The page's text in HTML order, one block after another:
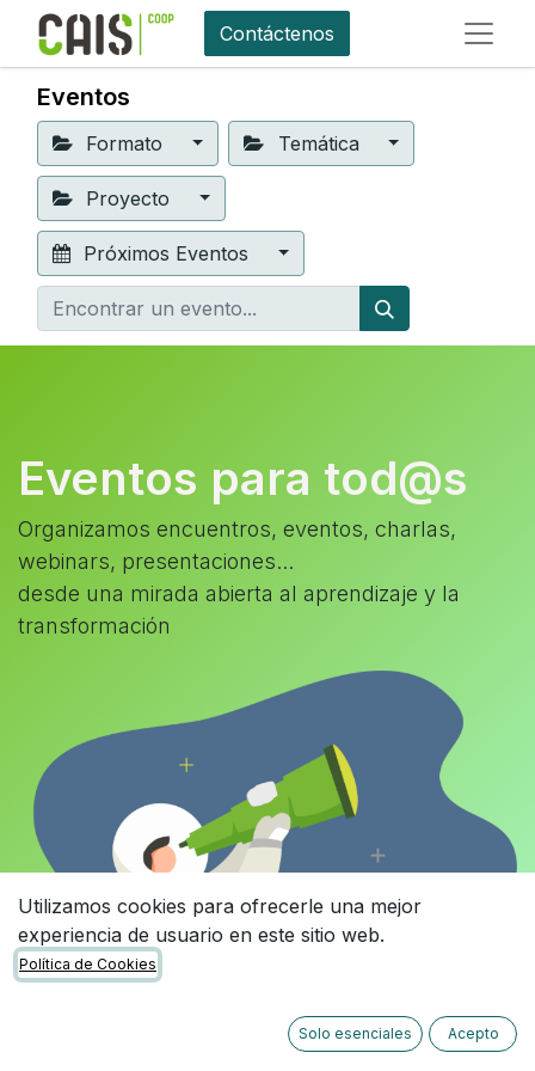
Contáctenos
Eventos
Formato Temática
Proyecto
Próximos Eventos
Eventos para tod@s
Organizamos encuentros, eventos, charlas,
webinars, presentaciones...
desde una mirada abierta al aprendizaje y la
transformación
Utilizamos cookies para ofrecerle una mejor
experiencia de usuario en este sitio web.
Política de Cookies
Solo esenciales Acepto